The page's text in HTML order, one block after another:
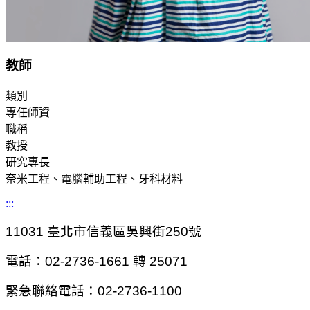
教師
類別
專任師資
職稱
教授
研究專長
奈米工程、電腦輔助工程、牙科材料
:::
11031 臺北市信義區吳興街250號
電話：02-2736-1661 轉 25071
緊急聯絡電話：02-2736-1100